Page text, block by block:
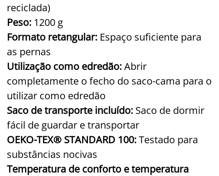
reciclada)
Peso: 1200 g
Formato retangular: Espaço suficiente para
as pernas
Utilização como edredão:Abrir
completamente o fecho do saco-cama para o
utilizar como edredão
Saco de transporte incluído: Saco de dormir
fácil de guardar e transportar
OEKO-TEX® STANDARD 100:Testado para
substâncias nocivas
Temperatura de conforto e temperatura